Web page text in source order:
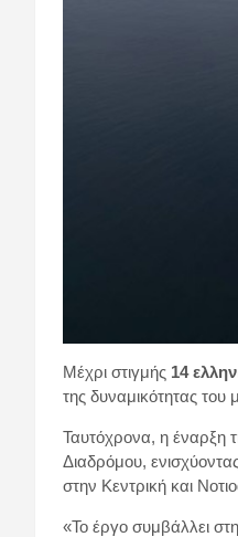
Μέχρι στιγμής 14
της δυναμικότητας του
Ταυτόχρονα, η έναρξη
Διαδρόμου,
στην Κεντρική και
«Το έργο συμβάλλει